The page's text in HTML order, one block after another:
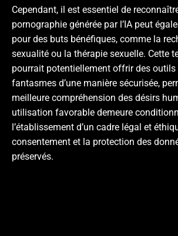
Cependant, il est essentiel de
pornographie générée par l’IA peut
pour des buts bénéfiques, comme la
sexualité ou la thérapie sexuelle. Cette
pourrait potentiellement offrir des outils
fantasmes d’une manière sécurisée,
meilleure compréhension des désirs
utilisation favorable demeure
l’établissement d’un cadre légal et
consentement et la protection des
préservés.